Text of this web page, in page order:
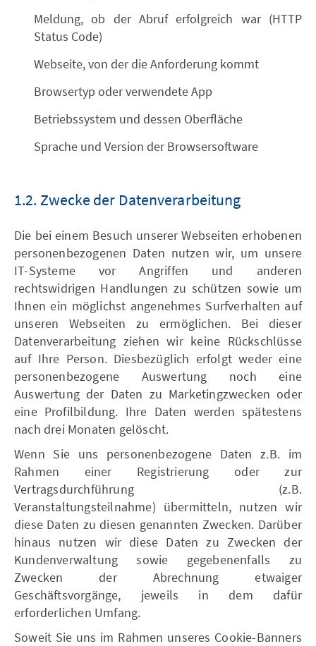
Meldung, ob der Abruf erfolgreich war (HTTP
Status Code)
Webseite, von der die Anforderung kommt
Browsertyp oder verwendete App
Betriebssystem und dessen Oberfläche
Sprache und Version der Browsersoftware
1.2. Zwecke der Datenverarbeitung
Die bei einem Besuch unserer Webseiten erhobenen
personenbezogenen Daten nutzen wir, um unsere
IT-Systeme vor Angriffen und anderen
rechtswidrigen Handlungen zu schützen sowie um
Ihnen ein möglichst angenehmes Surfverhalten auf
unseren Webseiten zu ermöglichen. Bei dieser
Datenverarbeitung ziehen wir keine Rückschlüsse
auf Ihre Person. Diesbezüglich erfolgt weder eine
personenbezogene Auswertung noch eine
Auswertung der Daten zu Marketingzwecken oder
eine Profilbildung. Ihre Daten werden spätestens
nach drei Monaten gelöscht.
Wenn Sie uns personenbezogene Daten z.B. im
Rahmen einer Registrierung oder zur
Vertragsdurchführung (z.B.
Veranstaltungsteilnahme) übermitteln, nutzen wir
diese Daten zu diesen genannten Zwecken. Darüber
hinaus nutzen wir diese Daten zu Zwecken der
Kundenverwaltung sowie gegebenenfalls zu
Zwecken der Abrechnung etwaiger
Geschäftsvorgänge, jeweils in dem dafür
erforderlichen Umfang.
Soweit Sie uns im Rahmen unseres Cookie-Banners